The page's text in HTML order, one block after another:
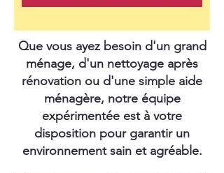
Que vous ayez besoin d'un grand
ménage, d'un nettoyage après
rénovation ou d'une simple aide
ménagère, notre équipe
expérimentée est à votre
disposition pour garantir un
environnement sain et agréable.